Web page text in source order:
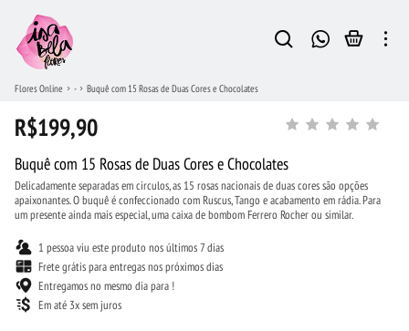
Flores Online - Buquê com 15 Rosas de Duas Cores e Chocolates
R$199,90
Buquê com 15 Rosas de Duas Cores e Chocolates
Delicadamente separadas em circulos, as 15 rosas nacionais de duas cores são opções
apaixonantes. O buquê é confeccionado com Ruscus, Tango e acabamento em rádia. Para
um presente ainda mais especial, uma caixa de bombom Ferrero Rocher ou similar.
1 pessoa viu este produto nos últimos 7 dias
Frete grátis para entregas nos próximos dias
Entregamos no mesmo dia para !
Em até 3x sem juros